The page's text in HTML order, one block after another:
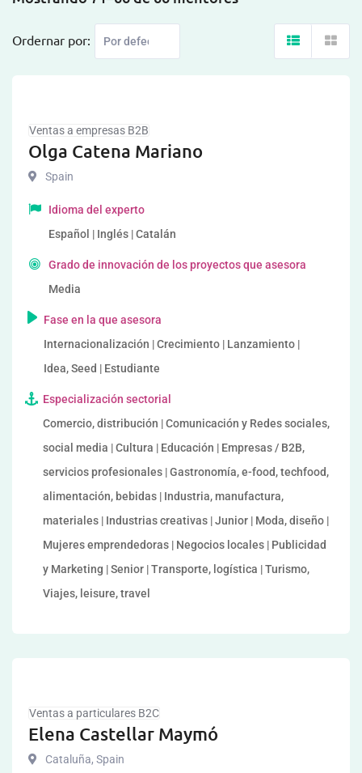
Ordernar por:
Ventas a empresas B2B
Olga Catena Mariano
Spain
Idioma del experto
Español | Inglés | Catalán
Grado de innovación de los proyectos que asesora
Media
Fase en la que asesora
Internacionalización | Crecimiento | Lanzamiento |
Idea, Seed | Estudiante
Especialización sectorial
Comercio, distribución | Comunicación y Redes sociales,
social media | Cultura | Educación | Empresas / B2B,
servicios profesionales | Gastronomía, e-food, techfood,
alimentación, bebidas | Industria, manufactura,
materiales | Industrias creativas | Junior | Moda, diseño |
Mujeres emprendedoras | Negocios locales | Publicidad
y Marketing | Senior | Transporte, logística | Turismo,
Viajes, leisure, travel
Ventas a particulares B2C
Elena Castellar Maymó
Cataluña, Spain